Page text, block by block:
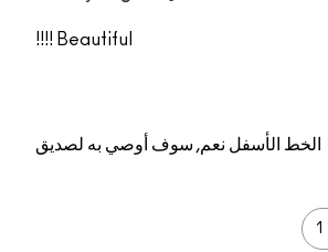
Beautiful !!!!
الخط الأسفلنعم, سوف أوصي به لصديق